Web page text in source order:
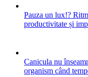
Pauza un lux!?
productivitate și
Canicula nu
organism când